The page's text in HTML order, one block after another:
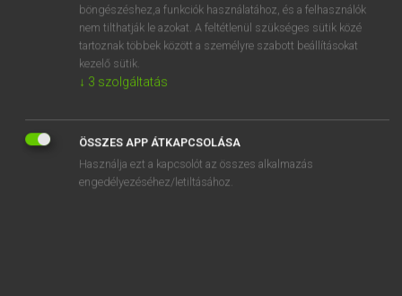
EURÓPAI UNIÓS TERMINOLÓGIAI SZÓTÁR
Kapcsolódó anyagok
Cameroun
camion
camionnette
böngészéshez,a funkciók használatához, és a felhasználók
nem tilthatják le azokat. A feltétlenül szükséges sütik közé
tartoznak többek között a személyre szabott beállításokat
kezelő sütik.
↓ 3 szolgáltatás
ÖSSZES APP ÁTKAPCSOLÁSA
Használja ezt a kapcsolót az összes alkalmazás
engedélyezéséhez/letiltásához.